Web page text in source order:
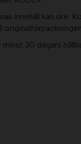
innehåll kan ske.
30 dagars